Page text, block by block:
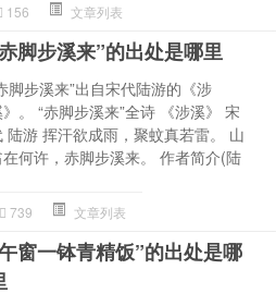
156 文章列表
脚步溪来”的出处是哪里
脚步溪来”出自宋代陆游的《涉
。 “赤脚步溪来”全诗 《涉溪》 宋
陆游 挥汗欲成雨，聚蚊真若雷。 山
何许，赤脚步溪来。 作者简介(陆
739 文章列表
窗一钵青精饭”的出处是哪